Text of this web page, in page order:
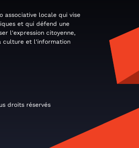
associative locale qui vise
et qui défend une
l'expression citoyenne,
culture et l'information
droits réservés